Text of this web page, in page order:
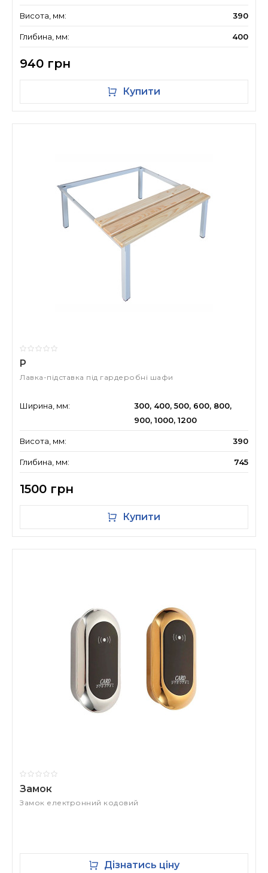
Висота, мм: 390
Глибина, мм: 400
940 грн
Купити
P
Лавка-підставка під гардеробні шафи
Ширина, мм:
300, 400, 500, 600, 800,
900, 1000, 1200
Висота, мм: 390
Глибина, мм: 745
1500 грн
Купити
Замок
Замок електронний кодовий
Дізнатись ціну